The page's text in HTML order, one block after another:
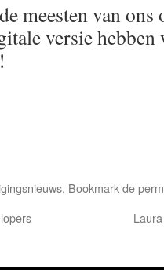
meesten van ons
versie
. Bookmark de